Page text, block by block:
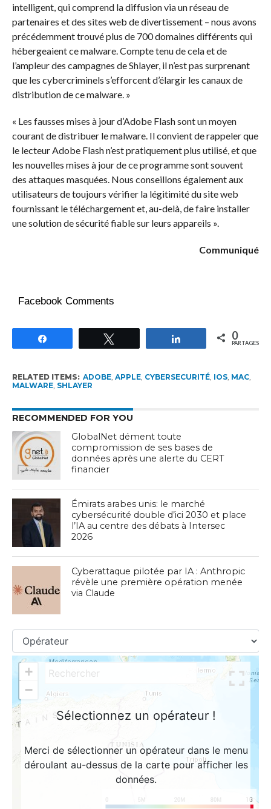
intelligent, qui comprend la diffusion via un réseau de
partenaires et des sites web de divertissement – nous avons
précédemment trouvé plus de 700 domaines différents qui
hébergeaient ce malware. Compte tenu de cela et de
l’ampleur des campagnes de Shlayer, il n’est pas surprenant
que les cybercriminels s’efforcent d’élargir les canaux de
distribution de ce malware. »
« Les fausses mises à jour d’Adobe Flash sont un moyen
courant de distribuer le malware. Il convient de rappeler que
le lecteur Adobe Flash n’est pratiquement plus utilisé, et que
les nouvelles mises à jour de ce programme sont souvent
des attaques masquées. Nous conseillons également aux
utilisateurs de toujours vérifier la légitimité du site web
fournissant le téléchargement et, au-delà, de faire installer
une solution de sécurité fiable sur leurs appareils ».
Communiqué
Facebook Comments
Partagez 0
PARTAGES
RELATED ITEMS: ADOBE, APPLE, CYBERSECURITÉ, IOS, MAC,
MALWARE, SHLAYER
RECOMMENDED FOR YOU
GlobalNet dément toute
compromission de ses bases de
données après une alerte du CERT
financier
Émirats arabes unis: le marché
cybersécurité double d’ici 2030 et place
l’IA au centre des débats à Intersec
2026
Cyberattaque pilotée par IA : Anthropic
révèle une première opération menée
via Claude